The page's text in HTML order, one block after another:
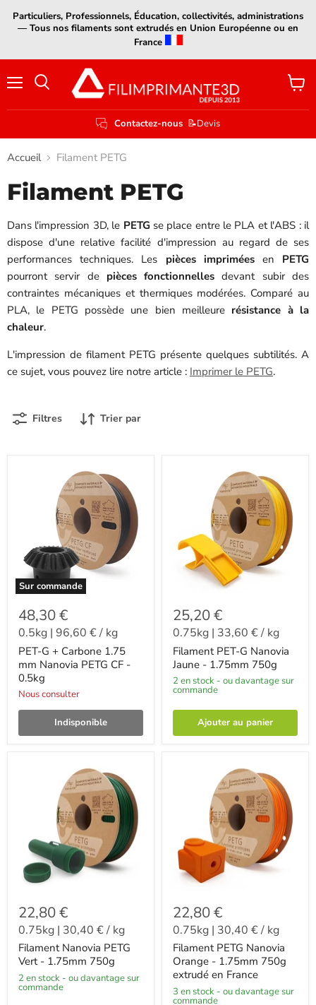
Particuliers, Professionnels, Éducation, collectivités, administrations
— Tous nos filaments sont extrudés en Union Européenne ou en
France
Contactez-nous 📝Devis
Voir
le
Accueil Filament PETG
Filament PETG
Dans l'impression 3D, le PETG se place entre le PLA et l'ABS : il
dispose d'une relative facilité d'impression au regard de ses
performances techniques. Les pièces impriméesen PETG
pourront servir de pièces fonctionnelles devant subir des
contraintes mécaniques et thermiques modérées. Comparé au
PLA, le PETG possède une bien meilleure résistance à la
chaleur.
L'impression de filament PETG présente quelques subtilités. A
ce sujet, vous pouvez lire notre article : Imprimer le PETG.
Filtres Trier par
Sur commande
48,30 €
0.5kg | 96,60 €/ kg
PET-G + Carbone 1.75
mm Nanovia PETG CF -
0.5kg
Nous consulter
Indisponible
25,20 €
0.75kg | 33,60 €/ kg
Filament PET-G Nanovia
Jaune - 1.75mm 750g
2 en stock - ou davantage sur
commande
Ajouter au panier
22,80 €
0.75kg | 30,40 €/ kg
Filament Nanovia PETG
Vert - 1.75mm 750g
2 en stock - ou davantage sur
commande
22,80 €
0.75kg | 30,40 €/ kg
Filament PETG Nanovia
Orange - 1.75mm 750g
extrudé en France
3 en stock - ou davantage sur
commande